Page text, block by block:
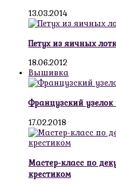
13.03.2014
Петух из яичных
18.06.2012
Вышивка
Французский
17.02.2018
Мастер-класс по
крестиком